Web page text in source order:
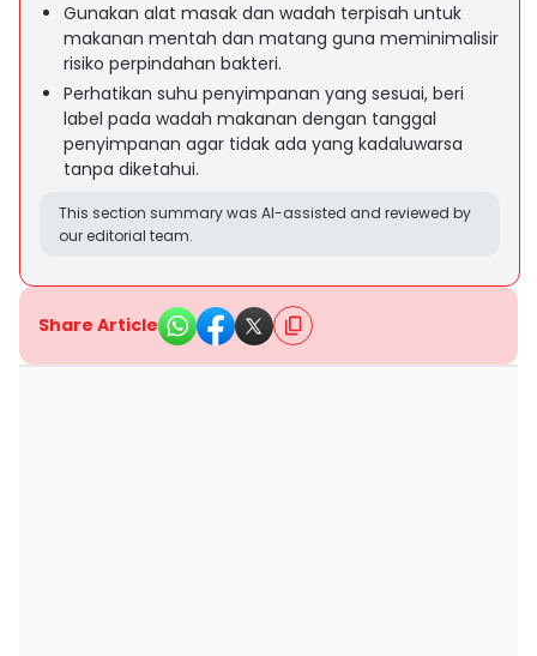
Gunakan alat masak dan wadah terpisah untuk
makanan mentah dan matang guna meminimalisir
risiko perpindahan bakteri.
Perhatikan suhu penyimpanan yang sesuai, beri
label pada wadah makanan dengan tanggal
penyimpanan agar tidak ada yang kadaluwarsa
tanpa diketahui.
This section summary was AI-assisted and reviewed by
our editorial team.
Share Article